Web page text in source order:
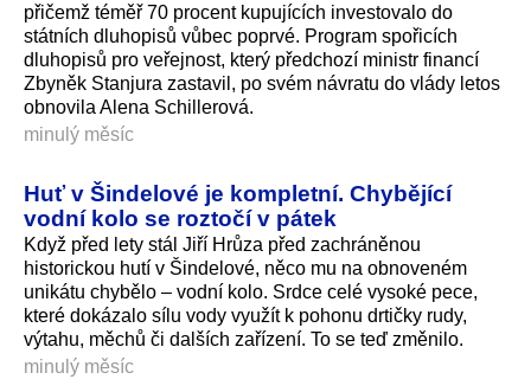
přičemž téměř 70 procent kupujících investovalo do
státních dluhopisů vůbec poprvé. Program spořicích
dluhopisů pro veřejnost, který předchozí ministr financí
Zbyněk Stanjura zastavil, po svém návratu do vlády letos
obnovila Alena Schillerová.
minulý měsíc
Huť v Šindelové je kompletní. Chybějící
vodní kolo se roztočí v pátek
Když před lety stál Jiří Hrůza před zachráněnou
historickou hutí v Šindelové, něco mu na obnoveném
unikátu chybělo – vodní kolo. Srdce celé vysoké pece,
které dokázalo sílu vody využít k pohonu drtičky rudy,
výtahu, měchů či dalších zařízení. To se teď změnilo.
minulý měsíc